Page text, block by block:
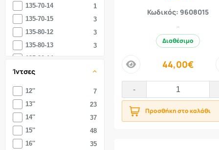
135-70-14
1
135-70-15
3
135-80-12
3
135-80-13
3
135-80-14
135-80-15
5
Ίντσες
12''
7
13''
23
14''
37
15''
48
16''
35
Κωδικός: 9608015
..
Διαθέσιμο
price 44,00€
-
Προσθήκη στο καλάθι